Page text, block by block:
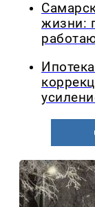
жизни: